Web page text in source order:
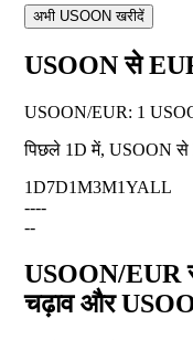
अभी USOON खरीदें
USOON से
USOON/EUR: 1
पिछले 1D में, USOON से
1D7D1M3M1YALL
----
--
USOON/EUR
चढ़ाव और